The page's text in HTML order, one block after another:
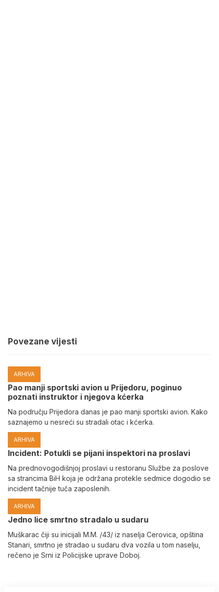
Povezane vijesti
ARHIVA
Pao manji sportski avion u Prijedoru, poginuo
poznati instruktor i njegova kćerka
Na području Prijedora danas je pao manji sportski avion. Kako
saznajemo u nesreći su stradali otac i kćerka.
ARHIVA
Incident: Potukli se pijani inspektori na proslavi
Na prednovogodišnjoj proslavi u restoranu Službe za poslove
sa strancima BiH koja je održana protekle sedmice dogodio se
incident tačnije tuča zaposlenih.
ARHIVA
Јedno lice smrtno stradalo u sudaru
Muškarac čiji su inicijali M.M. /43/ iz naselja Cerovica, opština
Stanari, smrtno je stradao u sudaru dva vozila u tom naselju,
rečeno je Srni iz Policijske uprave Doboj.